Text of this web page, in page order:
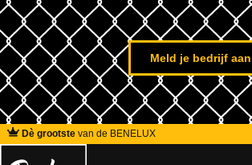
Meld je bedrijf aan
Dè grootste van de BENELUX